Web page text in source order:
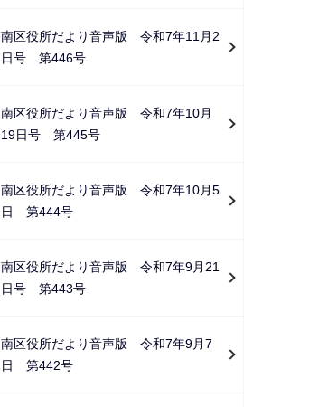
南区役所だより音声版 令和7年11月2
日号 第446号
南区役所だより音声版 令和7年10月
19日号 第445号
南区役所だより音声版 令和7年10月5
日 第444号
南区役所だより音声版 令和7年9月21
日号 第443号
南区役所だより音声版 令和7年9月7
日 第442号